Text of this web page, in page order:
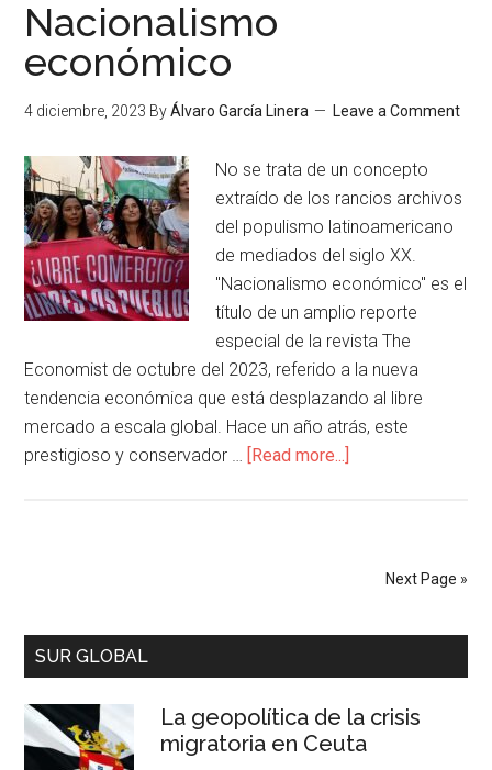
Nacionalismo
económico
4 diciembre, 2023 ByÁlvaro García Linera Leave a Comment
No se trata de un concepto
extraído de los rancios archivos
del populismo latinoamericano
de mediados del siglo XX.
"Nacionalismo económico" es el
título de un amplio reporte
especial de la revista The
Economist de octubre del 2023, referido a la nueva
tendencia económica que está desplazando al libre
mercado a escala global. Hace un año atrás, este
prestigioso y conservador … [Read more...]
Next Page »
SUR GLOBAL
La geopolítica de la crisis
migratoria en Ceuta